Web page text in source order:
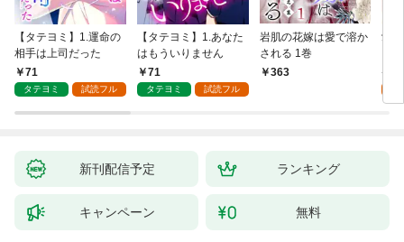
【タテヨミ】1.運命の
相手は上司だった
71
タテヨミ 試読フル
【タテヨミ】1.あなた
はもういりません
71
タテヨミ 試読フル
岩肌の花嫁は愛で溶か
される 1巻
363
愛
新刊配信予定 ランキング
キャンペーン 無料